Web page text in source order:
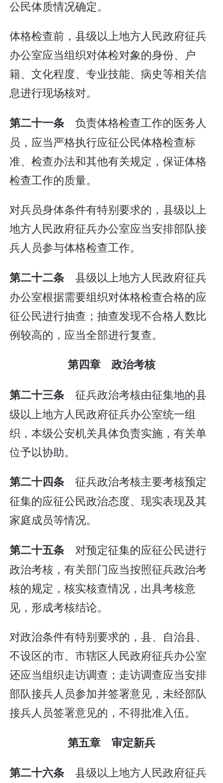
公民体质情况确定。
体格检查前，县级以上地方人民政府征兵
办公室应当组织对体检对象的身份、户
籍、文化程度、专业技能、病史等相关信
息进行现场核对。
第二十一条 负责体格检查工作的医务人
员，应当严格执行应征公民体格检查标
准、检查办法和其他有关规定，保证体格
检查工作的质量。
对兵员身体条件有特别要求的，县级以上
地方人民政府征兵办公室应当安排部队接
兵人员参与体格检查工作。
第二十二条 县级以上地方人民政府征兵
办公室根据需要组织对体格检查合格的应
征公民进行抽查；抽查发现不合格人数比
例较高的，应当全部进行复查。
第四章 政治考核
第二十三条 征兵政治考核由征集地的县
级以上地方人民政府征兵办公室统一组
织，本级公安机关具体负责实施，有关单
位予以协助。
第二十四条 征兵政治考核主要考核预定
征集的应征公民政治态度、现实表现及其
家庭成员等情况。
第二十五条 对预定征集的应征公民进行
政治考核，有关部门应当按照征兵政治考
核的规定，核实核查情况，出具考核意
见，形成考核结论。
对政治条件有特别要求的，县、自治县、
不设区的市、市辖区人民政府征兵办公室
还应当组织走访调查；走访调查应当安排
部队接兵人员参加并签署意见，未经部队
接兵人员签署意见的，不得批准入伍。
第五章 审定新兵
第二十六条 县级以上地方人民政府征兵